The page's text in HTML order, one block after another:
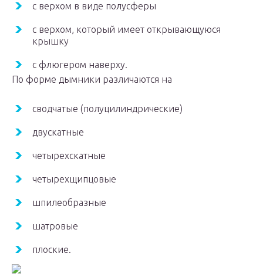
с верхом в виде полусферы
с верхом, который имеет открывающуюся
крышку
с флюгером наверху.
По форме дымники различаются на
сводчатые (полуцилиндрические)
двускатные
четырехскатные
четырехщипцовые
шпилеобразные
шатровые
плоские.